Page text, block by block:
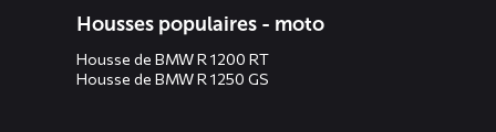
Housses populaires - moto
Housse de BMW R 1200 RT
Housse de BMW R 1250 GS